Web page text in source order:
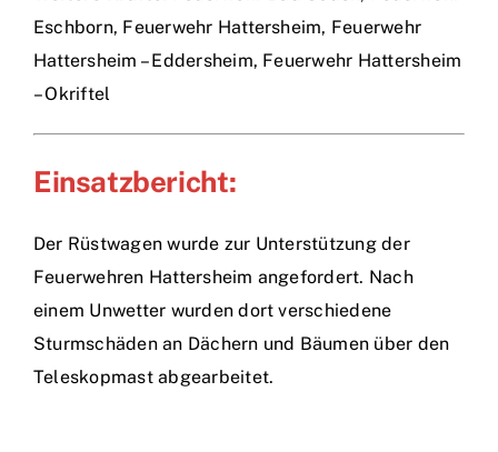
Eschborn, Feuerwehr Hattersheim, Feuerwehr
Hattersheim – Eddersheim, Feuerwehr Hattersheim
– Okriftel
Einsatzbericht:
Der Rüstwagen wurde zur Unterstützung der
Feuerwehren Hattersheim angefordert. Nach
einem Unwetter wurden dort verschiedene
Sturmschäden an Dächern und Bäumen über den
Teleskopmast abgearbeitet.